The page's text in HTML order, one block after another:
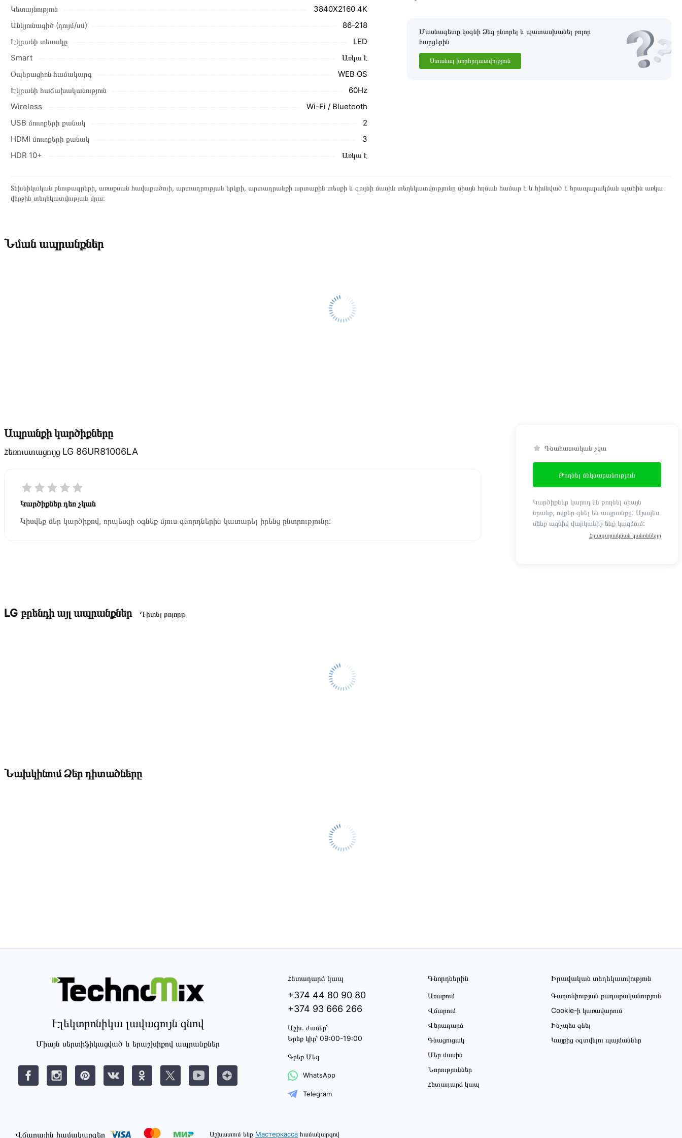
Կետայնություն
3840X2160 4K
Անկյունագիծ (դույմ/սմ)
86-218
Էկրանի տեսակը
LED
Smart
Առկա է
Օպերացիոն համակարգ
WEB OS
Էկրանի հաճախականություն
60Hz
Wireless
Wi-Fi / Bluetooth
USB մուտքերի քանակ
2
HDMI մուտքերի քանակ
3
HDR 10+
Առկա է
Մասնագետը կօգնի Ձեզ ընտրել և պատասխանել բոլոր
հարցերին
Ստանալ խորհրդատվություն
Տեխնիկական բնութագրերի, առաքման հավաքածուի, արտադրության երկրի, արտադրանքի արտաքին տեսքի և գույնի մասին տեղեկատվությունը միայն հղման համար է և հիմնված է հրապարակման պահին առկա
վերջին տեղեկատվության վրա։
Նման ապրանքներ
Ապրանքի կարծիքները
Հեռուստացույց LG 86UR81006LA
Կարծիքներ դեռ չկան
Կիսվեք ձեր կարծիքով, որպեսզի օգնեք մյուս գնորդներին կատարել իրենց ընտրությունը:
Գնահատական չկա
Թողնել մեկնաբանություն
Կարծիքներ կարող են թողնել միայն
նրանք, ովքեր գնել են ապրանքը: Այսպես
մենք ազնիվ վարկանիշ ենք կազմում:
Հրապարակման կանոնները
LG բրենդի այլ ապրանքներ Դիտել բոլորը
Նախկինում Ձեր դիտածները
Էլեկտրոնիկա լավագույն գնով
Միայն սերտիֆիկացված և երաշխիքով ապրանքներ
Հետադարձ կապ
+374 44 80 90 80
+374 93 666 266
Աշխ․ ժամեր՝
Երեք կիր՝ 09:00-19:00
Գրեք Մեզ
WhatsApp
Telegram
Գնորդներին
Առաքում
Վճարում
Վերադարձ
Գնացուցակ
Մեր մասին
Նորություններ
Հետադարձ կապ
Իրավական տեղեկատվություն
Գաղտնիության քաղաքականություն
Cookie-ի կառավարում
Ինչպես գնել
Կայքից օգտվելու պայմաններ
Վճարային համակարգեր Աշխատում ենք Мастеркасса համակարգով